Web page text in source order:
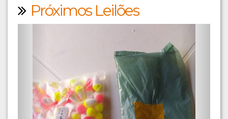
Próximos Leilões